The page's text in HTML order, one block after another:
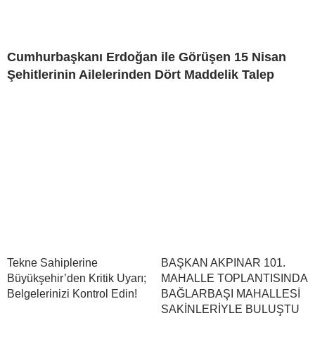
Cumhurbaşkanı Erdoğan ile Görüşen 15 Nisan
Şehitlerinin Ailelerinden Dört Maddelik Talep
Tekne Sahiplerine
Büyükşehir’den Kritik Uyarı;
Belgelerinizi Kontrol Edin!
BAŞKAN AKPINAR 101.
MAHALLE TOPLANTISINDA
BAĞLARBAŞI MAHALLESİ
SAKİNLERİYLE BULUŞTU